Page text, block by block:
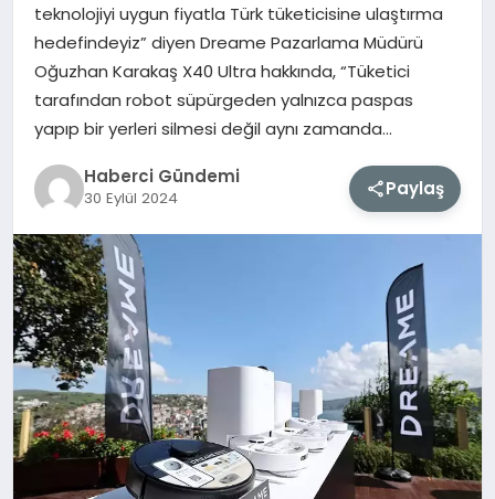
SAĞLIK
TEKNOLOJI
teknolojiyi uygun fiyatla Türk tüketicisine ulaştırma
hedefindeyiz” diyen Dreame Pazarlama Müdürü
Oğuzhan Karakaş X40 Ultra hakkında, “Tüketici
tarafından robot süpürgeden yalnızca paspas
yapıp bir yerleri silmesi değil aynı zamanda…
Haberci Gündemi
30 Eylül 2024 Paylaş